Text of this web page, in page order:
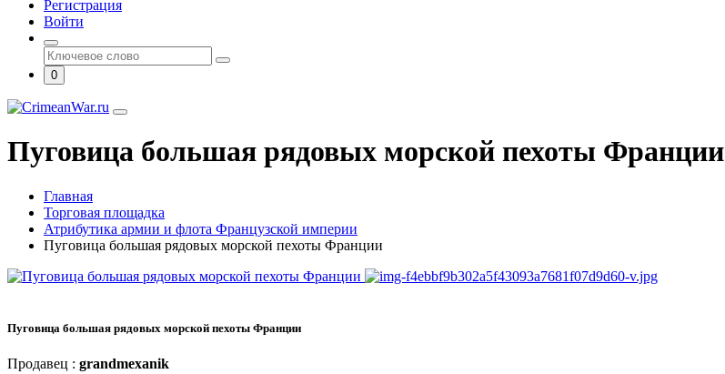
Регистрация
Войти
0
Пуговица большая рядовых морской пехоты Франции
Главная
Торговая площадка
Атрибутика армии и флота Французской империи
Пуговица большая рядовых морской пехоты Франции
Пуговица большая рядовых морской пехоты Франции
Продавец : grandmexanik